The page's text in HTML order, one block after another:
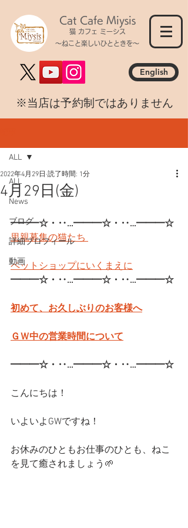
Cat Cafe Miysis
猫 カフェ ミーシス
～ねこと楽しいひとときを～
English
​※当店は予約制ではありません
ALL
News
ブログ
詳細プロフィール
動画
ALL
4月29日(金)
2022年4月29日 読了時間: 1分
━━━☆・‥…━━━☆・‥…━━━☆
里親募集の猫たち
ペットショップにいくまえに
━━━☆・‥…━━━☆・‥…━━━☆
初めて、お久しぶりのお客様へ
ＧＷ中の営業時間について
━━━☆・‥…━━━☆・‥…━━━☆
こんにちは！
いよいよGWですね！
お休みのひともお仕事のひとも、ねこ
を見て癒されましょう🌱